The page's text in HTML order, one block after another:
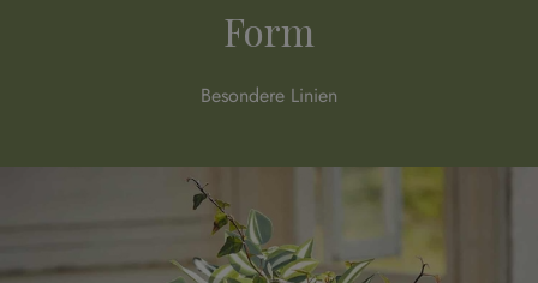
Form
Besondere Linien